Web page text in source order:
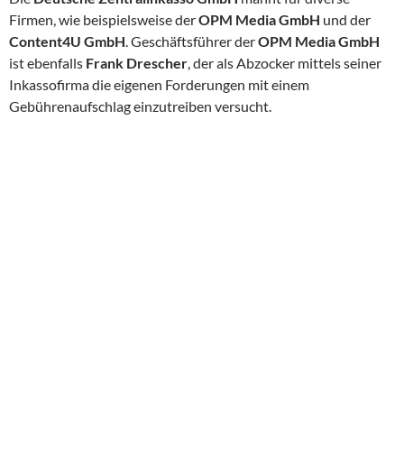
Firmen, wie beispielsweise derOPM Media GmbH und der
Content4U GmbH. Geschäftsführer derOPM Media GmbH
ist ebenfalls Frank Drescher, der als Abzocker mittels seiner
Inkassofirma die eigenen Forderungen mit einem
Gebührenaufschlag einzutreiben versucht.